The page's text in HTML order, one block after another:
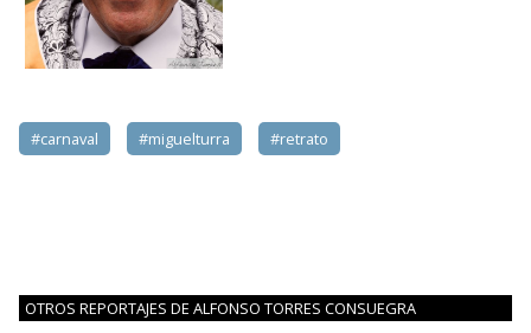
#carnaval #miguelturra #retrato
OTROS REPORTAJES DE ALFONSO TORRES CONSUEGRA